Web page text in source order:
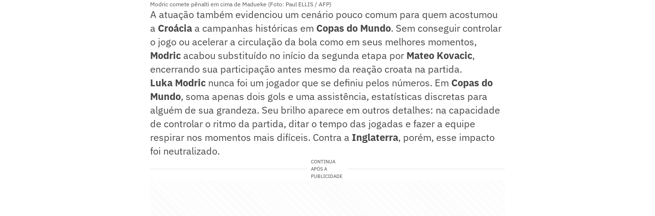
Modric comete pênalti em cima de Madueke (Foto: Paul ELLIS / AFP)
A atuação também evidenciou um cenário pouco comum para quem acostumou
a Croácia a campanhas históricas em Copas do Mundo. Sem conseguir controlar
o jogo ou acelerar a circulação da bola como em seus melhores momentos,
Modric acabou substituído no início da segunda etapa por Mateo Kovacic,
encerrando sua participação antes mesmo da reação croata na partida.
Luka Modric nunca foi um jogador que se definiu pelos números. Em Copas do
Mundo, soma apenas dois gols e uma assistência, estatísticas discretas para
alguém de sua grandeza. Seu brilho aparece em outros detalhes: na capacidade
de controlar o ritmo da partida, ditar o tempo das jogadas e fazer a equipe
respirar nos momentos mais difíceis. Contra a Inglaterra, porém, esse impacto
foi neutralizado.
CONTINUA
APÓS A
PUBLICIDADE